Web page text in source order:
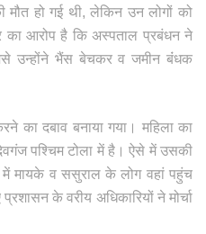
मौत हो गई थी, लेकिन उन लोगों को
का आरोप है कि अस्पताल प्रबंधन ने
भैंस बेचकर व जमीन बंंधक
का दबाव बनाया गया। महिला का
पश्चिम टोला में है। ऐसे में उसकी
में मायके व ससुराल के लोग वहां पहुंच
के वरीय अधिकारियों ने मोर्चा